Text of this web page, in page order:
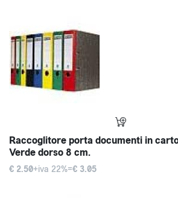
Raccoglitore porta documenti in
Verde dorso 8 cm.
€ 2.50+iva 22%=€ 3.05